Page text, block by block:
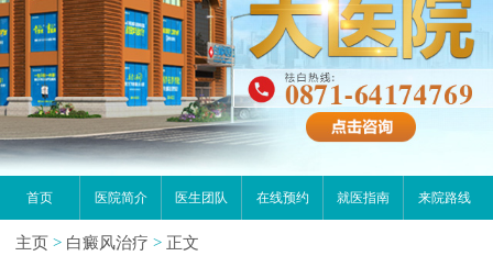
首页 医院简介 医生团队 在线预约 就医指南 来院路线
主页 > 白癜风治疗 > 正文